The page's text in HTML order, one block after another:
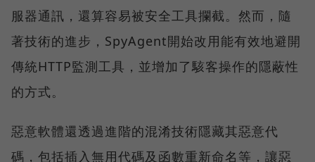
服器通訊，還算容易被安全工具攔截。然而，隨
著技術的進步，SpyAgent開始改用能有效地避開
傳統HTTP監測工具，並增加了駭客操作的隱蔽性
的方式。
惡意軟體還透過進階的混淆技術隱藏其惡意代
碼，包括插入無用代碼及函數重新命名等，讓惡